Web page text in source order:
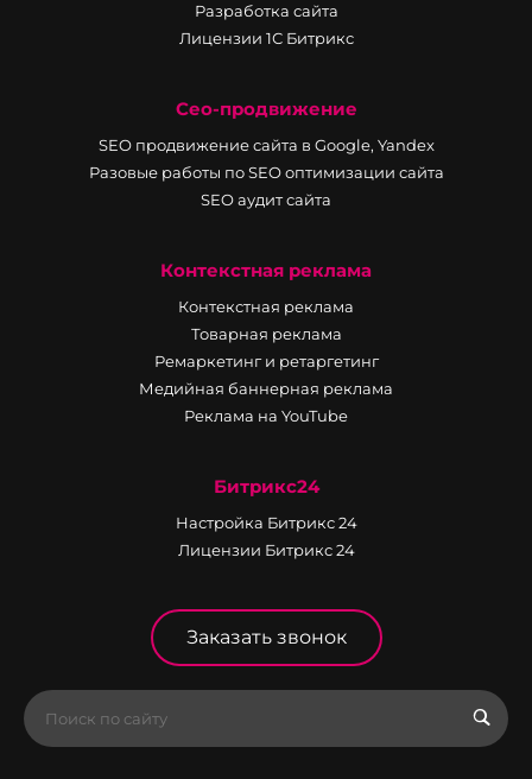
Разработка сайта
Лицензии 1С Битрикс
Сео-продвижение
SEO продвижение сайта в Google, Yandex
Разовые работы по SEO оптимизации сайта
SEO аудит сайта
Контекстная реклама
Контекстная реклама
Товарная реклама
Ремаркетинг и ретаргетинг
Медийная баннерная реклама
Реклама на YouTube
Битрикс24
Настройка Битрикс 24
Лицензии Битрикс 24
Заказать звонок